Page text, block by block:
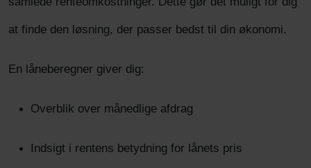
at finde den løsning, der passer bedst til din økonomi.
En låneberegner giver dig:
Overblik over månedlige afdrag
Indsigt i rentens betydning for lånets pris